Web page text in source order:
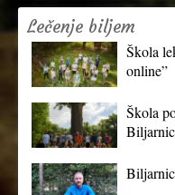
Lečenje biljem
Škola
online”
Škola